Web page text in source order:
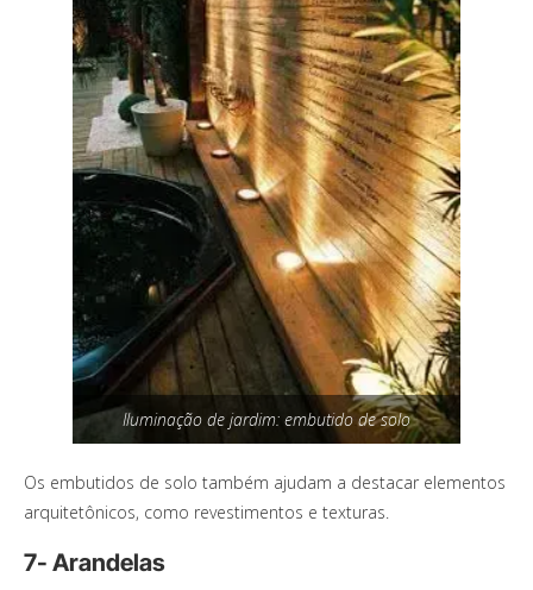
Iluminação de jardim: embutido de solo
Os embutidos de solo também ajudam a destacar elementos
arquitetônicos, como revestimentos e texturas.
7- Arandelas